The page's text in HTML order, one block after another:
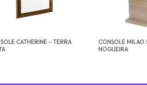
CATHERINE - TERRA
CONSOLE MILAO
NOGUEIRA